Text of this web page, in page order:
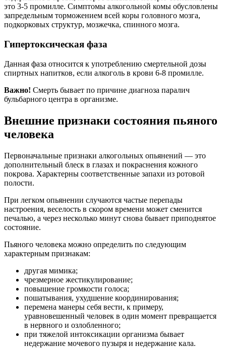
это 3-5 промилле. Симптомы алкогольной комы обусловлены
запредельным торможением всей коры головного мозга,
подкорковых структур, мозжечка, спинного мозга.
Гипертоксическая фаза
Данная фаза относится к употреблению смертельной дозы
спиртных напитков, если алкоголь в крови 6-8 промилле.
Важно! Смерть бывает по причине диагноза паралич
бульбарного центра в организме.
Внешние признаки состояния пьяного
человека
Первоначальные признаки алкогольных опьянений — это
дополнительный блеск в глазах и покраснения кожного
покрова. Характерны соответственные запахи из ротовой
полости.
При легком опьянении случаются частые перепады
настроения, веселость в скором времени может сменится
печалью, а через несколько минут снова бывает приподнятое
состояние.
Пьяного человека можно определить по следующим
характерным признакам:
другая мимика;
чрезмерное жестикулирование;
повышение громкости голоса;
пошатывания, ухудшение координирования;
перемена манеры себя вести, к примеру,
уравновешенный человек в один момент превращается
в нервного и озлобленного;
при тяжелой интоксикации организма бывает
недержание мочевого пузыря и недержание кала.